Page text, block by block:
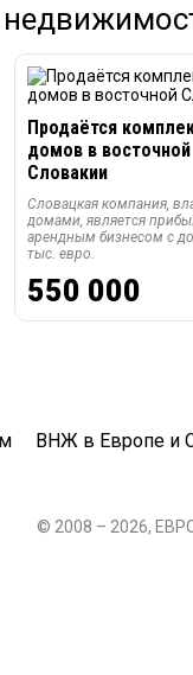
Продаётся
домов в восточной
Словакии
Словацкая компания,
домами, является
арендным бизнесом с
тыс. евро.
550 000
ВНЖ в Европе и
© 2008 – 2026,